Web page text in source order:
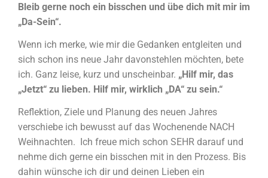
Bleib gerne noch ein bisschen und übe dich mit mir im
„Da-Sein“.
Wenn ich merke, wie mir die Gedanken entgleiten und
sich schon ins neue Jahr davonstehlen möchten, bete
ich. Ganz leise, kurz und unscheinbar. „Hilf mir, das
„Jetzt“ zu lieben. Hilf mir, wirklich „DA“ zu sein.“
Reflektion, Ziele und Planung des neuen Jahres
verschiebe ich bewusst auf das Wochenende NACH
Weihnachten. Ich freue mich schon SEHR darauf und
nehme dich gerne ein bisschen mit in den Prozess. Bis
dahin wünsche ich dir und deinen Lieben ein